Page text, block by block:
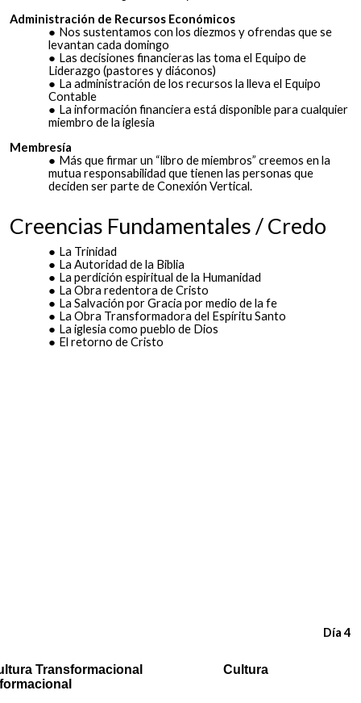
Administración de Recursos Económicos
Nos sustentamos con los diezmos y ofrendas que se
levantan cada domingo
Las decisiones financieras las toma el Equipo de
Liderazgo (pastores y diáconos)
La administración de los recursos la lleva el Equipo
Contable
La información financiera está disponible para cualquier
miembro de la iglesia
Membresía
Más que firmar un “libro de miembros” creemos en la
mutua responsabilidad que tienen las personas que
deciden ser parte de Conexión Vertical.
Creencias Fundamentales / Credo
La Trinidad
La Autoridad de la Biblia
La perdición espiritual de la Humanidad
La Obra redentora de Cristo
La Salvación por Gracia por medio de la fe
La Obra Transformadora del Espíritu Santo
La iglesia como pueblo de Dios
El retorno de Cristo
Día 4
Transformacional Cultura